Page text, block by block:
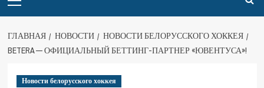
ГЛАВНАЯ НОВОСТИ
НОВОСТИ БЕЛОРУССКОГО ХОККЕЯ
BETERA — ОФИЦИАЛЬНЫЙ БЕТТИНГ-ПАРТНЕР «ЮВЕНТУСА»!
Новости белорусского хоккея